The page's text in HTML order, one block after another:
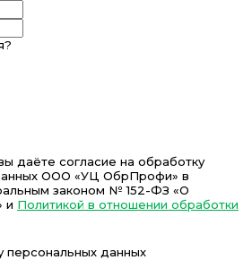
даёте согласие на обработку
ООО «УЦ ОбрПрофи» в
законом № 152-ФЗ «О
и Политикой в отношении обработки
персональных данных